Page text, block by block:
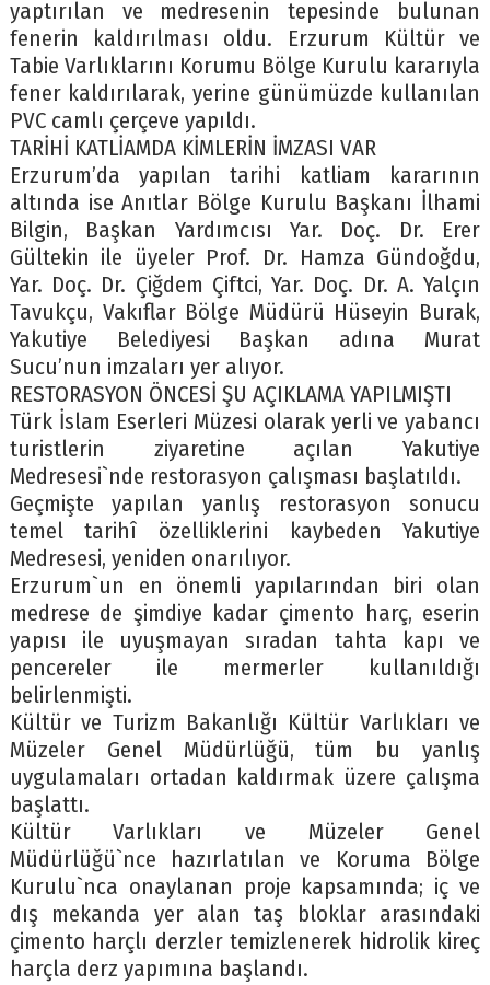
yaptırılan ve medresenin tepesinde bulunan
fenerin kaldırılması oldu. Erzurum Kültür ve
Tabie Varlıklarını Korumu Bölge Kurulu kararıyla
fener kaldırılarak, yerine günümüzde kullanılan
PVC camlı çerçeve yapıldı.
TARİHİ KATLİAMDA KİMLERİN İMZASI VAR
Erzurum’da yapılan tarihi katliam kararının
altında ise Anıtlar Bölge Kurulu Başkanı İlhami
Bilgin, Başkan Yardımcısı Yar. Doç. Dr. Erer
Gültekin ile üyeler Prof. Dr. Hamza Gündoğdu,
Yar. Doç. Dr. Çiğdem Çiftci, Yar. Doç. Dr. A. Yalçın
Tavukçu, Vakıflar Bölge Müdürü Hüseyin Burak,
Yakutiye Belediyesi Başkan adına Murat
Sucu’nun imzaları yer alıyor.
RESTORASYON ÖNCESİ ŞU AÇIKLAMA YAPILMIŞTI
Türk İslam Eserleri Müzesi olarak yerli ve yabancı
turistlerin ziyaretine açılan Yakutiye
Medresesi`nde restorasyon çalışması başlatıldı.
Geçmişte yapılan yanlış restorasyon sonucu
temel tarihî özelliklerini kaybeden Yakutiye
Medresesi, yeniden onarılıyor.
Erzurum`un en önemli yapılarından biri olan
medrese de şimdiye kadar çimento harç, eserin
yapısı ile uyuşmayan sıradan tahta kapı ve
pencereler ile mermerler kullanıldığı
belirlenmişti.
Kültür ve Turizm Bakanlığı Kültür Varlıkları ve
Müzeler Genel Müdürlüğü, tüm bu yanlış
uygulamaları ortadan kaldırmak üzere çalışma
başlattı.
Kültür Varlıkları ve Müzeler Genel
Müdürlüğü`nce hazırlatılan ve Koruma Bölge
Kurulu`nca onaylanan proje kapsamında; iç ve
dış mekanda yer alan taş bloklar arasındaki
çimento harçlı derzler temizlenerek hidrolik kireç
harçla derz yapımına başlandı.